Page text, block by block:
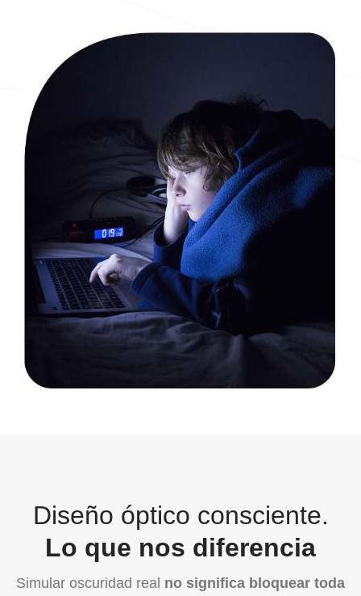
Diseño óptico consciente.
Lo que nos diferencia
Simular oscuridad real no significa bloquear toda